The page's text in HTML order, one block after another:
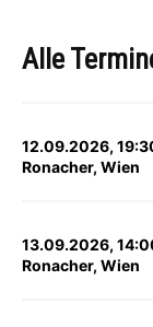
Alle
12.09.2026,
Ronacher, Wien
13.09.2026,
Ronacher, Wien